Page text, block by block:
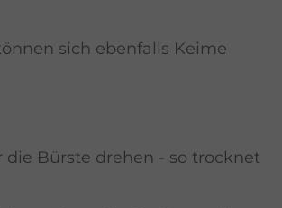
sich ebenfalls Keime
Bürste drehen - so trocknet